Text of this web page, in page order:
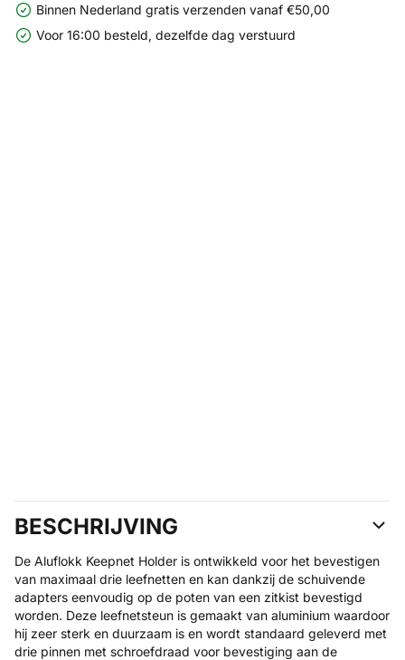
Binnen Nederland gratis verzenden vanaf €50,00
Voor 16:00 besteld, dezelfde dag verstuurd
BESCHRIJVING
De Aluflokk Keepnet Holder is ontwikkeld voor het bevestigen
van maximaal drie leefnetten en kan dankzij de schuivende
adapters eenvoudig op de poten van een zitkist bevestigd
worden. Deze leefnetsteun is gemaakt van aluminium waardoor
hij zeer sterk en duurzaam is en wordt standaard geleverd met
drie pinnen met schroefdraad voor bevestiging aan de